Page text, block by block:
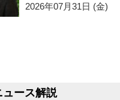
2026年07月31日 (金)
ュース解説